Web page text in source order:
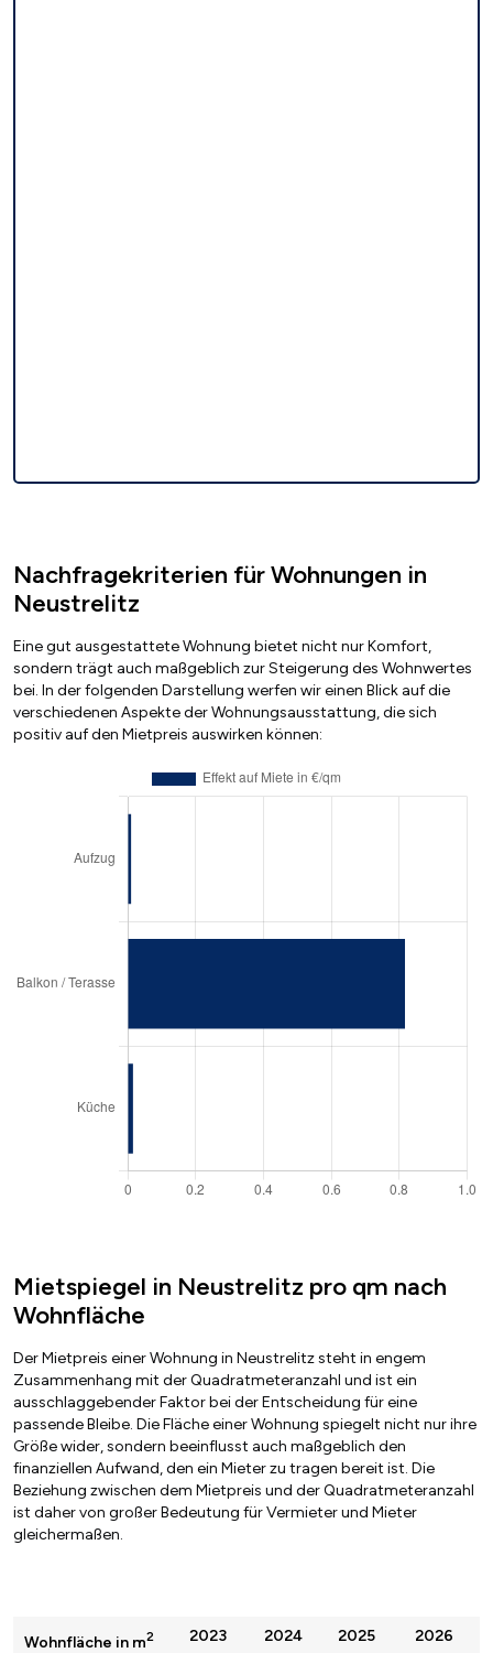
Nachfragekriterien für Wohnungen in
Neustrelitz
Eine gut ausgestattete Wohnung bietet nicht nur Komfort,
sondern trägt auch maßgeblich zur Steigerung des Wohnwertes
bei. In der folgenden Darstellung werfen wir einen Blick auf die
verschiedenen Aspekte der Wohnungsausstattung, die sich
positiv auf den Mietpreis auswirken können:
Mietspiegel in Neustrelitz pro qm nach
Wohnfläche
Der Mietpreis einer Wohnung in Neustrelitz steht in engem
Zusammenhang mit der Quadratmeteranzahl und ist ein
ausschlaggebender Faktor bei der Entscheidung für eine
passende Bleibe. Die Fläche einer Wohnung spiegelt nicht nur ihre
Größe wider, sondern beeinflusst auch maßgeblich den
finanziellen Aufwand, den ein Mieter zu tragen bereit ist. Die
Beziehung zwischen dem Mietpreis und der Quadratmeteranzahl
ist daher von großer Bedeutung für Vermieter und Mieter
gleichermaßen.
Wohnfläche in m2 2023 2024 2025 2026